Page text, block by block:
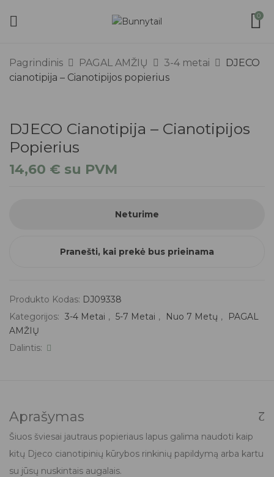
0
Pagrindinis PAGAL AMŽIŲ 3-4 metai
DJECO
cianotipija – Cianotipijos popierius
DJECO Cianotipija – Cianotipijos
Popierius
14,60 € su PVM
Neturime
Pranešti, kai prekė bus prieinama
Produkto Kodas: DJ09338
Kategorijos: 3-4 Metai , 5-7 Metai , Nuo 7 Metų ,
PAGAL
AMŽIŲ
Dalintis:
Aprašymas
Šiuos šviesai jautraus popieriaus lapus galima naudoti kaip
kitų Djeco cianotipinių kūrybos rinkinių papildymą arba kartu
su jūsų nuskintais augalais.